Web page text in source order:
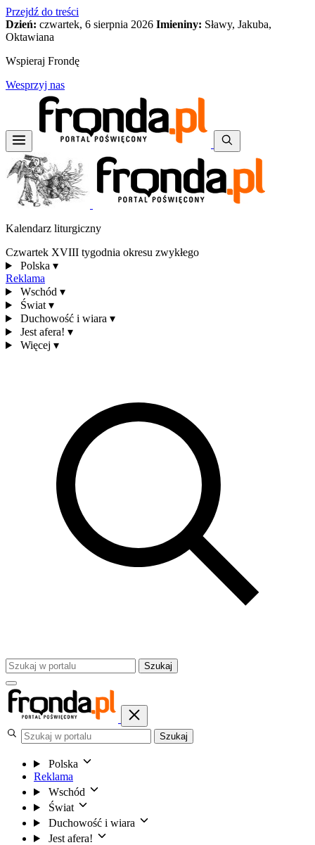
Przejdź do treści
Dzień: czwartek, 6 sierpnia 2026 Imieniny: Sławy, Jakuba,
Oktawiana
Wspieraj Frondę
Wesprzyj nas
Kalendarz liturgiczny
Czwartek XVIII tygodnia okresu zwykłego
Polska ▾
Reklama
Wschód ▾
Świat ▾
Duchowość i wiara ▾
Jest afera! ▾
Więcej ▾
Szukaj
Szukaj
Polska
Reklama
Wschód
Świat
Duchowość i wiara
Jest afera!